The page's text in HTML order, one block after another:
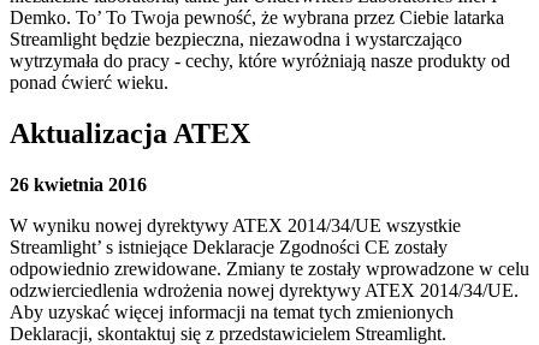
Demko. To’ To Twoja pewność, że wybrana przez Ciebie latarka
Streamlight będzie bezpieczna, niezawodna i wystarczająco
wytrzymała do pracy - cechy, które wyróżniają nasze produkty od
ponad ćwierć wieku.
Aktualizacja ATEX
26 kwietnia 2016
W wyniku nowej dyrektywy ATEX 2014/34/UE wszystkie
Streamlight’ s istniejące Deklaracje Zgodności CE zostały
odpowiednio zrewidowane. Zmiany te zostały wprowadzone w celu
odzwierciedlenia wdrożenia nowej dyrektywy ATEX 2014/34/UE.
Aby uzyskać więcej informacji na temat tych zmienionych
Deklaracji, skontaktuj się z przedstawicielem Streamlight.